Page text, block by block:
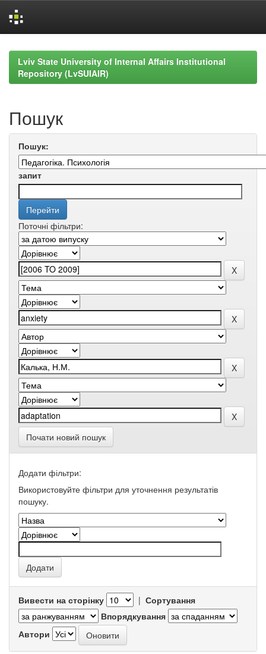
navigationLviv State University of Internal Affairs Institutional
Repository (LvSUIAIR)
Пошук
Пошук:
запит
Поточні фільтри:
Почати новий пошук
Додати фільтри:
Використовуйте фільтри для уточнення результатів
пошуку.
Вивести на сторінку | Сортування
Впорядкування
Автори